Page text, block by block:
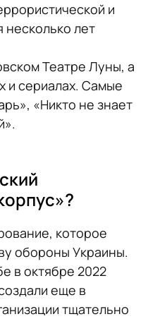
и
несколько лет
Театре Луны, а
и сериалах. Самые
«Никто не знает
которое
обороны Украины.
в октябре 2022
еще в
тщательно